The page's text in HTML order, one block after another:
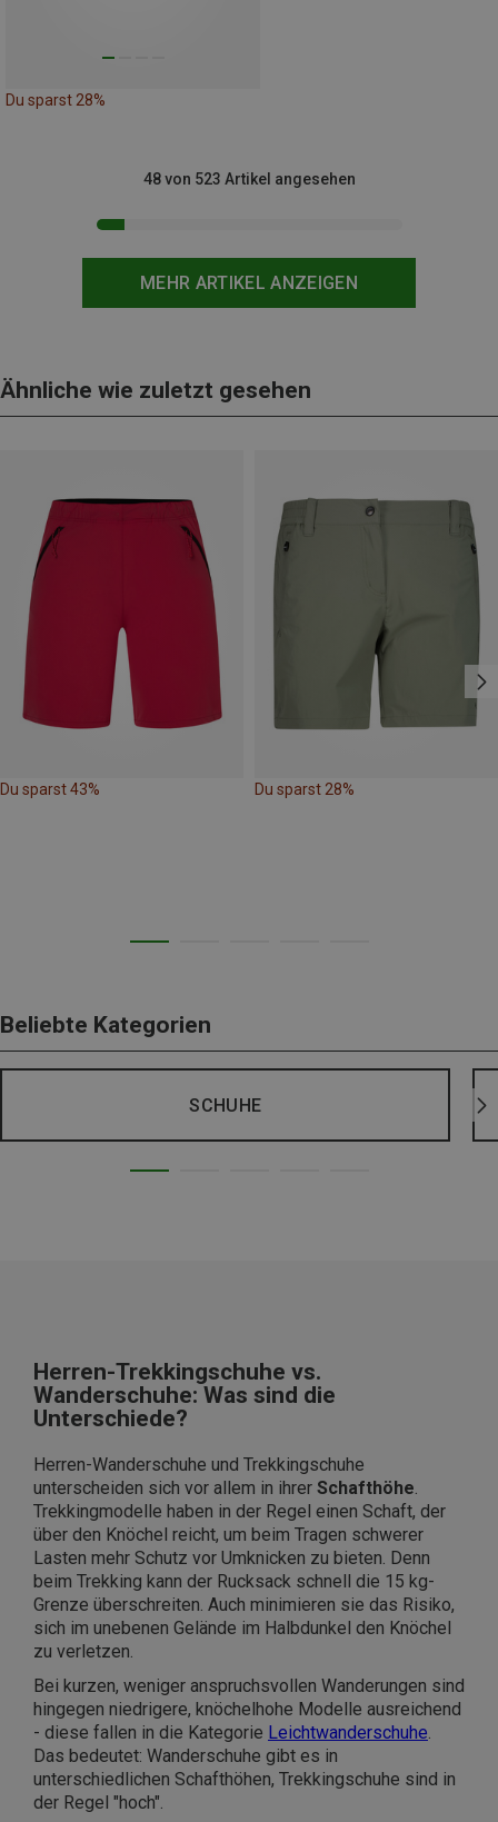
Du sparst 28%
MEHR ARTIKEL ANZEIGEN
48 von 523 Artikel angesehen
Ähnliche wie zuletzt gesehen
Du sparst 43% Du sparst 28%
Beliebte Kategorien
SCHUHE
Herren-Trekkingschuhe vs.
Wanderschuhe: Was sind die
Unterschiede?
Herren-Wanderschuhe und Trekkingschuhe
unterscheiden sich vor allem in ihrer Schafthöhe.
Trekkingmodelle haben in der Regel einen Schaft, der
über den Knöchel reicht, um beim Tragen schwerer
Lasten mehr Schutz vor Umknicken zu bieten. Denn
beim Trekking kann der Rucksack schnell die 15 kg-
Grenze überschreiten. Auch minimieren sie das Risiko,
sich im unebenen Gelände im Halbdunkel den Knöchel
zu verletzen.
Bei kurzen, weniger anspruchsvollen Wanderungen sind
hingegen niedrigere, knöchelhohe Modelle ausreichend
- diese fallen in die Kategorie Leichtwanderschuhe.
Das bedeutet: Wanderschuhe gibt es in
unterschiedlichen Schafthöhen, Trekkingschuhe sind in
der Regel "hoch".